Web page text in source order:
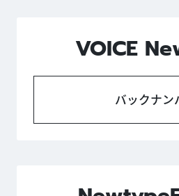
VOICE
バックナン